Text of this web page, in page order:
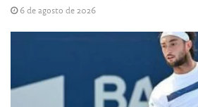
6 de agosto de 2026